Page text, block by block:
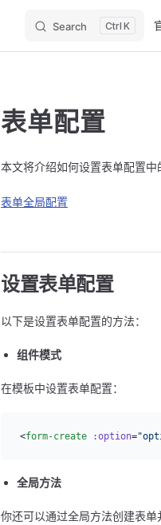
Search K
表单配置
本文将介绍如何设置表单配置中
表单全局配置
设置表单配置
以下是设置表单配置的方法：
组件模式
在模板中设置表单配置：
<form-create :option=
全局方法
你还可以通过全局方法创建表单